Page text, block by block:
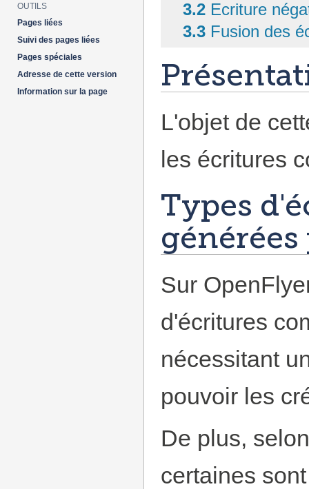
3.2 Ecriture
3.3 Fusion des
L'objet de
les écritures
Types
Sur
d'écritures
nécessitant
pouvoir les
De plus,
certaines
OUTILS
Pages liées
Suivi des pages liées
Pages spéciales
Adresse de cette version
Information sur la page